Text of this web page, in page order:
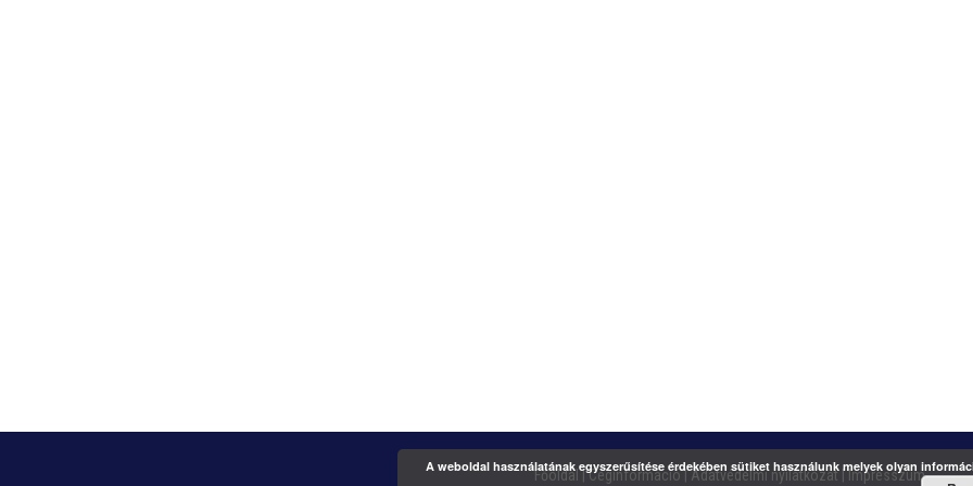
Főoldal|Céginformáció|Adatvédelmi nyilatkozat|Impresszum
A weboldal használatának egyszerűsítése érdekében sütiket használunk melyek olyan